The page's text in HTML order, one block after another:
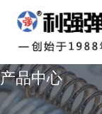
产品中心